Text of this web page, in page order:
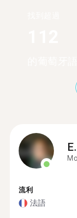
E.
流利
法語